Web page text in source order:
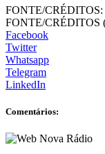
FONTE/CRÉDITOS:
FONTE/
Facebook
Twitter
Whatsapp
Telegram
LinkedIn
Comentários: